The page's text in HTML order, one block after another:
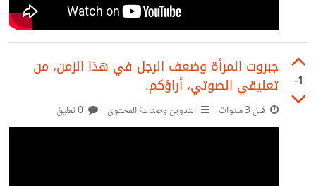
-1
جبروت المرأة وضعف الرجل في هذا الزمن، من
تعليقي الصوتي، أراؤكم.
قبل 3 سنوات التدوين وصناعة المحتوى